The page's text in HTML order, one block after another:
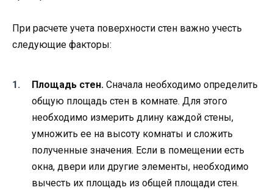
При расчете учета поверхности стен важно учесть
следующие факторы:
Площадь стен. Сначала необходимо определить
общую площадь стен в комнате. Для этого
необходимо измерить длину каждой стены,
умножить ее на высоту комнаты и сложить
полученные значения. Если в помещении есть
окна, двери или другие элементы, необходимо
вычесть их площадь из общей площади стен.